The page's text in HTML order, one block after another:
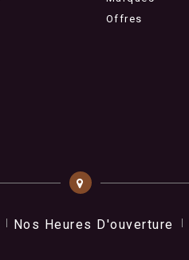
Offres
Nos Heures D'ouverture